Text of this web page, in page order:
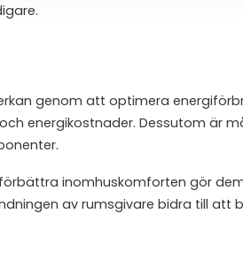
genom att optimera
energikostnader. Dessutom är
inomhuskomforten gör
av rumsgivare bidra till att